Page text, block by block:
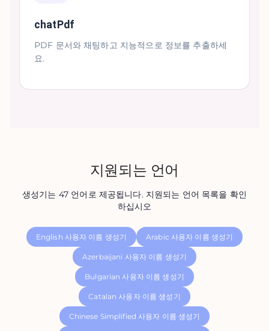
chatPdf
PDF 문서와 채팅하고 지능적으로 정보를 추출하세
요.
지원되는 언어
생성기는 47 언어로 제공됩니다. 지원되는 언어 목록을 확인
하십시오
English 사용자 이름 생성기 Arabic 사용자 이름 생성기
Azerbaijani 사용자 이름 생성기
Bulgarian 사용자 이름 생성기
Catalan 사용자 이름 생성기
Chinese Simplified 사용자 이름 생성기